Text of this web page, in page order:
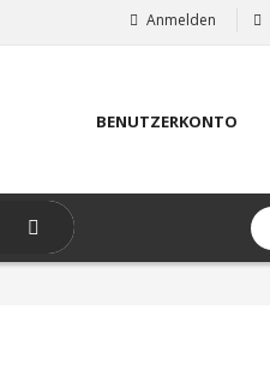
Anmelden
BENUTZERKONTO